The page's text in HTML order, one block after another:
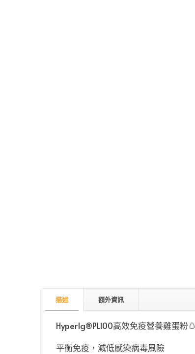
描述 額外資訊
HyperIg®️PL100高效免疫營養雞蛋粉🥚
平衡免疫，減低感染病毒風險